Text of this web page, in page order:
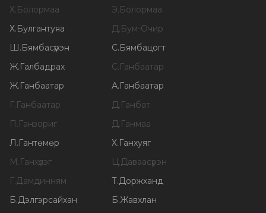
Х.Болормаа Э.Болормаа
Х.Булгантуяа Д.Бум-Очир
Ш.Бямбасүрэн С.Бямбацогт
Ж.Галбадрах С.Ганбаатар
Ж.Ганбаатар А.Ганбаатар
Г.Ганбаатар Д.Ганбат
П.Ганзориг Д.Ганмаа
Л.Гантөмөр Х.Ганхуяг
М.Ганхүлэг Ц.Даваасүрэн
Г.Дамдинням Т.Доржханд
Б.Дэлгэрсайхан Б.Жавхлан